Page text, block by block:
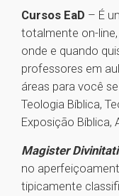
Cursos EaD – É
totalmente on-
onde e quando
professores em
áreas para você
Teologia Bíblica,
Exposição Bíblica,
Magister
no
tipicamente